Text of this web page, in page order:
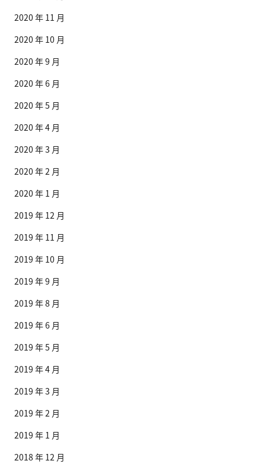
2020 年 11 月
2020 年 10 月
2020 年 9 月
2020 年 6 月
2020 年 5 月
2020 年 4 月
2020 年 3 月
2020 年 2 月
2020 年 1 月
2019 年 12 月
2019 年 11 月
2019 年 10 月
2019 年 9 月
2019 年 8 月
2019 年 6 月
2019 年 5 月
2019 年 4 月
2019 年 3 月
2019 年 2 月
2019 年 1 月
2018 年 12 月